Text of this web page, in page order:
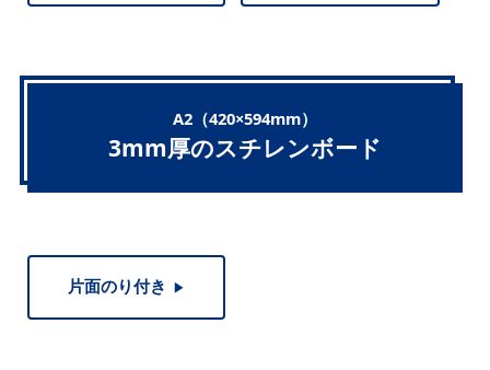
A2（420×594mm）
3mm厚のスチレンボード
片面のり付き ▶︎